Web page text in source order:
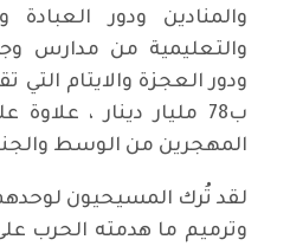
والمنادين ودور
والتعليمية من مدارس
ودور العجزة والايتام التي
ب78 مليار دينار ،
المهجرين من الوسط
لقد تُرك المسيحيون
وترميم ما هدمته الحرب